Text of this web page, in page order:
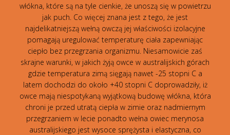
włókna, które są na tyle cienkie, że unoszą się w powietrzu
jak puch. Co więcej znana jest z tego, że jest
najdelikatniejszą wełną owczą jej właściwości izolacyjne
pomagają uregulować temperaturę ciała zapewniając
ciepło bez przegrzania organizmu. Niesamowicie zaś
skrajne warunki, w jakich żyją owce w australijskich górach
gdzie temperatura zimą sięgają nawet -25 stopni C a
latem dochodzi do około +40 stopni C doprowadziły, iż
owce mają niespotykaną wyjątkową budowę włókna, która
chroni je przed utratą ciepła w zimie oraz nadmiernym
przegrzaniem w lecie ponadto wełna owiec merynosa
australijskiego jest wysoce sprężysta i elastyczna, co